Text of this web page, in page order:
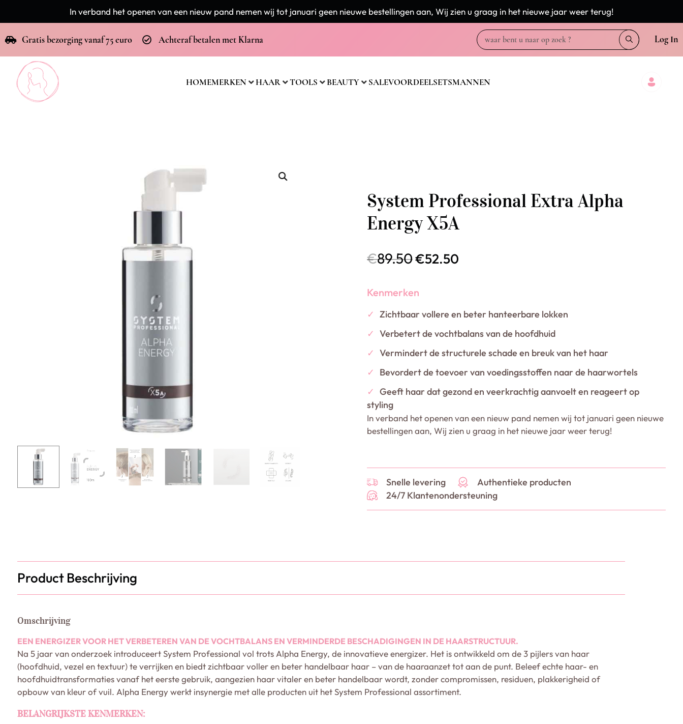
In verband het openen van een nieuw pand nemen wij tot januari geen nieuwe bestellingen aan, Wij zien u graag in het nieuwe jaar weer terug!
Gratis bezorging vanaf 75 euro Achteraf betalen met Klarna Log In
HOMEMERKEN HAAR TOOLS BEAUTY SALEVOORDEELSETSMANNEN
System Professional Extra Alpha
Energy X5A
€89.50€52.50
Kenmerken
✓ Zichtbaar vollere en beter hanteerbare lokken
✓ Verbetert de vochtbalans van de hoofdhuid
✓ Vermindert de structurele schade en breuk van het haar
✓
Bevordert de toevoer van voedingsstoffen naar de haarwortels
✓ Geeft haar dat gezond en veerkrachtig aanvoelt en reageert op
styling
In verband het openen van een nieuw pand nemen wij tot januari geen nieuwe
bestellingen aan, Wij zien u graag in het nieuwe jaar weer terug!
Snelle levering
Authentieke producten
24/7 Klantenondersteuning
Product Beschrijving
Omschrijving
EEN ENERGIZER VOOR HET VERBETEREN VAN DE VOCHTBALANS EN VERMINDERDE BESCHADIGINGEN IN DE HAARSTRUCTUUR.
Na 5 jaar van onderzoek introduceert System Professional vol trots Alpha Energy, de innovatieve energizer. Het is ontwikkeld om de 3 pijlers van haar
(hoofdhuid, vezel en textuur) te verrijken en biedt zichtbaar voller en beter handelbaar haar – van de haaraanzet tot aan de punt. Beleef echte haar- en
hoofdhuidtransformaties vanaf het eerste gebruik, aangezien haar vitaler en beter handelbaar wordt, zonder compromissen, residuen, plakkerigheid of
opbouw van kleur of vuil. Alpha Energy werkt insynergie met alle producten uit het System Professional assortiment.
BELANGRIJKSTE KENMERKEN: